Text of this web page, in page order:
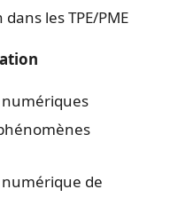
les TPE/PME
numériques
de